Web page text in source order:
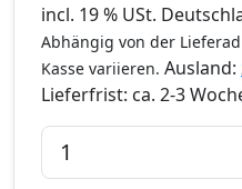
incl. 19 % USt.
Abhängig von der
Kasse variieren. Ausland:
Lieferfrist: ca. 2-3